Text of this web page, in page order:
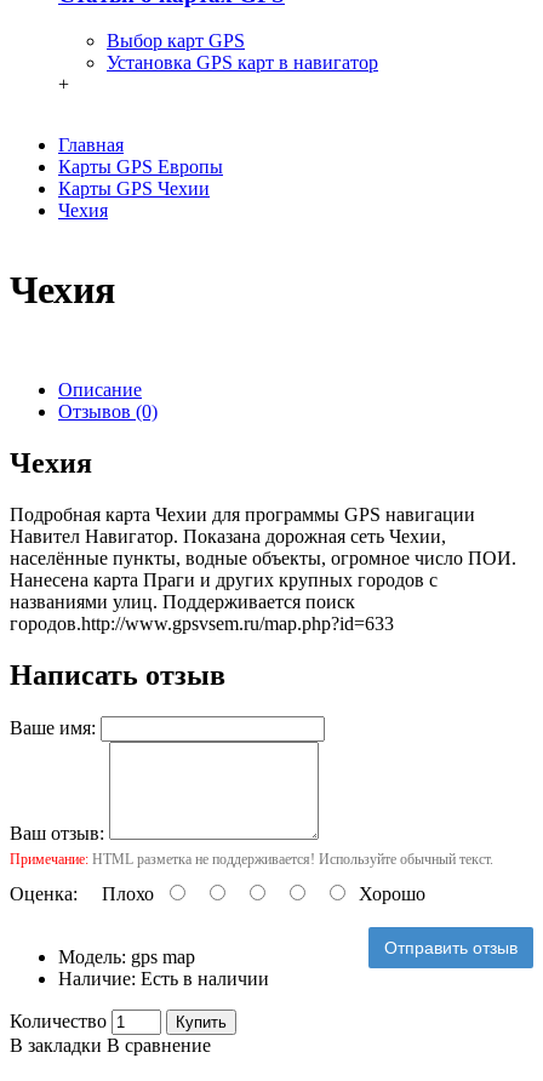
Выбор карт GPS
Установка GPS карт в навигатор
+
Главная
Карты GPS Европы
Карты GPS Чехии
Чехия
Чехия
Описание
Отзывов (0)
Чехия
Подробная карта Чехии для программы GPS навигации
Навител Навигатор. Показана дорожная сеть Чехии,
населённые пункты, водные объекты, огромное число ПОИ.
Нанесена карта Праги и других крупных городов с
названиями улиц. Поддерживается поиск
городов.http://www.gpsvsem.ru/map.php?id=633
Написать отзыв
Ваше имя:
Ваш отзыв:
Примечание: HTML разметка не поддерживается! Используйте обычный текст.
Оценка: Плохо Хорошо
Отправить отзыв
Модель: gps map
Наличие: Есть в наличии
Количество Купить
В закладки В сравнение